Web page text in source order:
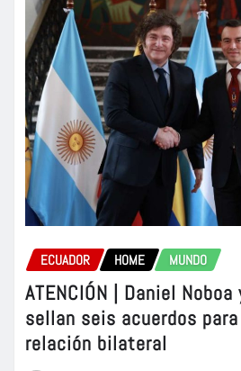
ECUADOR HOME MUNDO
ATENCIÓN | Daniel
sellan seis acuerdos
relación bilateral